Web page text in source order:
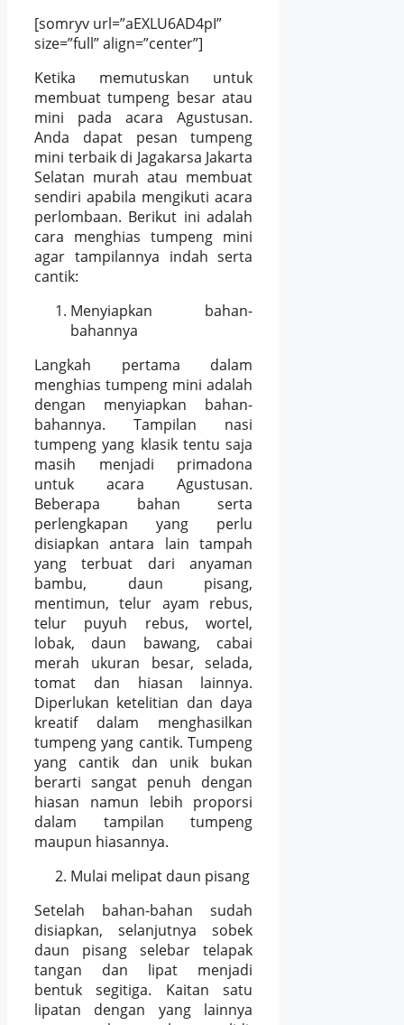
[somryv url=”aEXLU6AD4pI”
size=”full” align=”center”]
Ketika memutuskan untuk
membuat tumpeng besar atau
mini pada acara Agustusan.
Anda dapat pesan tumpeng
mini terbaik di Jagakarsa Jakarta
Selatan murah atau membuat
sendiri apabila mengikuti acara
perlombaan. Berikut ini adalah
cara menghias tumpeng mini
agar tampilannya indah serta
cantik:
Menyiapkan bahan-
bahannya
Langkah pertama dalam
menghias tumpeng mini adalah
dengan menyiapkan bahan-
bahannya. Tampilan nasi
tumpeng yang klasik tentu saja
masih menjadi primadona
untuk acara Agustusan.
Beberapa bahan serta
perlengkapan yang perlu
disiapkan antara lain tampah
yang terbuat dari anyaman
bambu, daun pisang,
mentimun, telur ayam rebus,
telur puyuh rebus, wortel,
lobak, daun bawang, cabai
merah ukuran besar, selada,
tomat dan hiasan lainnya.
Diperlukan ketelitian dan daya
kreatif dalam menghasilkan
tumpeng yang cantik. Tumpeng
yang cantik dan unik bukan
berarti sangat penuh dengan
hiasan namun lebih proporsi
dalam tampilan tumpeng
maupun hiasannya.
Mulai melipat daun pisang
Setelah bahan-bahan sudah
disiapkan, selanjutnya sobek
daun pisang selebar telapak
tangan dan lipat menjadi
bentuk segitiga. Kaitan satu
lipatan dengan yang lainnya